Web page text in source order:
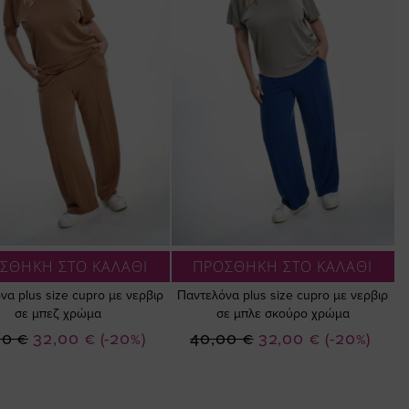
ΣΤΟ ΚΑΛΑΘΙ
plus size cupro με νερβιρ
σε μπεζ χρώμα
(-20%)
Ειδική
32,00 €
€
ΠΡΟΣΘΗΚΗ ΣΤΟ ΚΑΛΑΘΙ
Παντελόνα plus size cupro με νερβιρ
σε μπλε σκούρο χρώμα
(-20%)
Ειδική
32,00 €
40,00 €